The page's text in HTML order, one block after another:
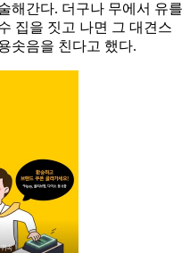
해간다. 더구나 무에서 유를
집을 짓고 나면 그 대견스
솟음을 친다고 했다.